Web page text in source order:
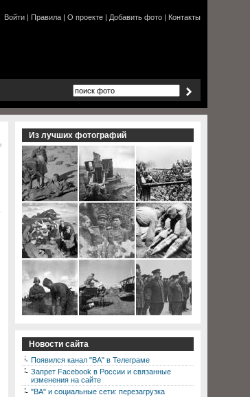
Войти | Правила | О проекте | Добавить фото | Контакты
Из лучших фотографий
Новости сайта
Появился канал "ВА" в Телеграме
Запрет Facebook в России и связанные
изменения на сайте
"ВА" и социальные сети: перезагрузка